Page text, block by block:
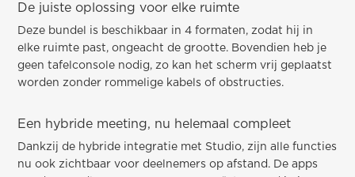
De juiste oplossing voor elke ruimte
Deze bundel is beschikbaar in 4 formaten, zodat hij in
elke ruimte past, ongeacht de grootte. Bovendien heb je
geen tafelconsole nodig, zo kan het scherm vrij geplaatst
worden zonder rommelige kabels of obstructies.
Een hybride meeting, nu helemaal compleet
Dankzij de hybride integratie met Studio, zijn alle functies
nu ook zichtbaar voor deelnemers op afstand. De apps